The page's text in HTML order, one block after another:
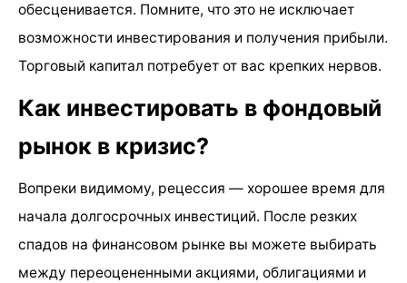
обесценивается. Помните, что это не исключает
возможности инвестирования и получения прибыли.
Торговый капитал потребует от вас крепких нервов.
Как инвестировать в фондовый
рынок в кризис?
Вопреки видимому, рецессия — хорошее время для
начала долгосрочных инвестиций. После резких
спадов на финансовом рынке вы можете выбирать
между переоцененными акциями, облигациями и